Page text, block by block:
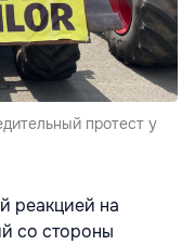
протест у
реакцией на
со стороны